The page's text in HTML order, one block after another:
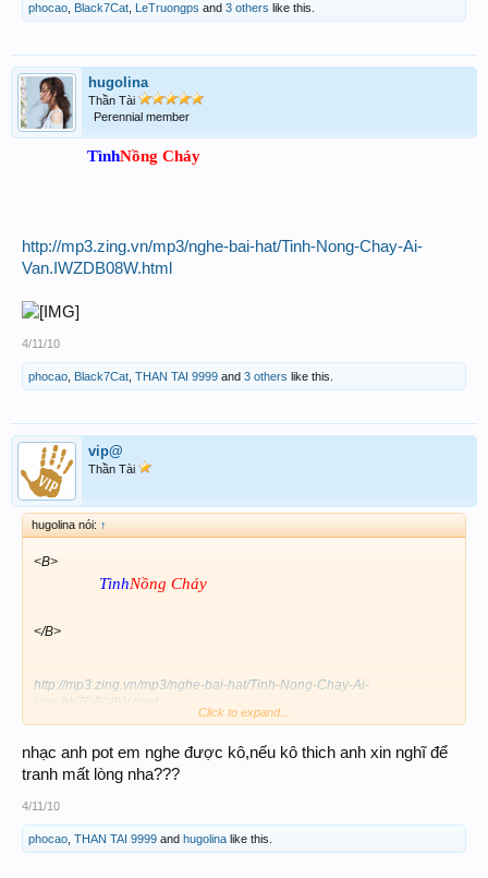
phocao, Black7Cat, LeTruongps and 3 others like this.
hugolina
Thần Tài
Perennial member
TìnhNồng Cháy
http://mp3.zing.vn/mp3/nghe-bai-hat/Tinh-Nong-Chay-Ai-
Van.IWZDB08W.html
4/11/10
phocao, Black7Cat, THAN TAI 9999 and 3 others like this.
vip@
Thần Tài
hugolina nói: ↑
<B>
TìnhNồng Cháy
</B>
http://mp3.zing.vn/mp3/nghe-bai-hat/Tinh-Nong-Chay-Ai-
Van.IWZDB08W.html
Click to expand...
nhạc anh pot em nghe được kô,nếu kô thich anh xin nghĩ để
tranh mất lòng nha???
4/11/10
phocao THAN TAI 9999 and hugolina like this.